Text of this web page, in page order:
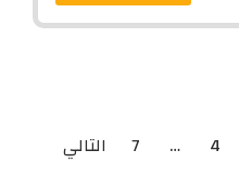
تصفّح
4
…
7 التالي